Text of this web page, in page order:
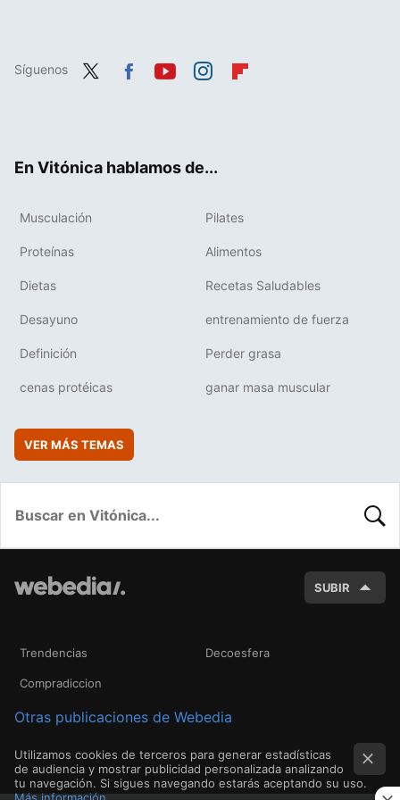
Síguenos
En Vitónica hablamos de...
Musculación Pilates
Proteínas Alimentos
Dietas Recetas Saludables
Desayuno entrenamiento de fuerza
Definición Perder grasa
cenas protéicas ganar masa muscular
VER MÁS TEMAS
SUBIR
Trendencias Decoesfera
Compradiccion
Otras publicaciones de Webedia
Utilizamos cookies de terceros para generar estadísticas
de audiencia y mostrar publicidad personalizada analizando
tu navegación. Si sigues navegando estarás aceptando su uso.